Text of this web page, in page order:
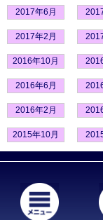
2017年6月
2017年2月
2016年10月
2016年6月
2016年2月
2015年10月